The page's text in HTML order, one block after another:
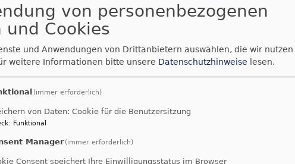
Trilliarden für Militär
Trilliarden für Militär
von personenbezogenen
und Cookies
und Anwendungen von Drittanbietern auswählen, die wir nutzen
weitere Informationen bitte unsere Datenschutzhinweise lesen.
(immer erforderlich)
von Daten: Cookie für die Benutzersitzung
: Funktional
Manager (immer erforderlich)
Consent speichert Ihre Einwilligungsstatus im Browser